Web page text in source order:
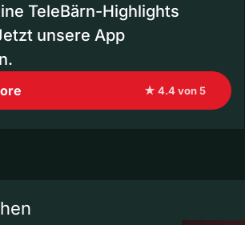
TeleBärn-Highlights
unsere App
★ 4.4 von 5